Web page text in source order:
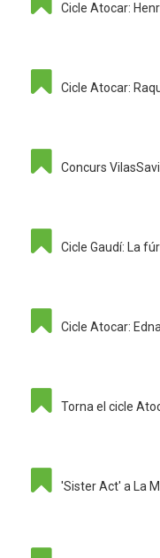
Cicle Atocar:
Cicle Atocar:
Concurs VilasSavi
Cicle Gaudí: La
Cicle Atocar:
Torna el cicle
'Sister Act' a La